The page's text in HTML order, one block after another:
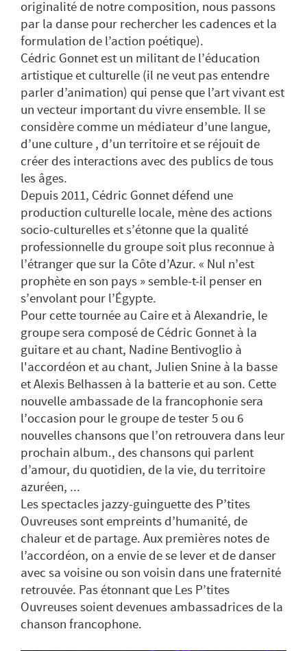
originalité de notre composition, nous passons
par la danse pour rechercher les cadences et la
formulation de l’action poétique).
Cédric Gonnet est un militant de l’éducation
artistique et culturelle (il ne veut pas entendre
parler d’animation) qui pense que l’art vivant est
un vecteur important du vivre ensemble. Il se
considère comme un médiateur d’une langue,
d’une culture , d’un territoire et se réjouit de
créer des interactions avec des publics de tous
les âges.
Depuis 2011, Cédric Gonnet défend une
production culturelle locale, mène des actions
socio-culturelles et s’étonne que la qualité
professionnelle du groupe soit plus reconnue à
l’étranger que sur la Côte d’Azur. « Nul n’est
prophète en son pays » semble-t-il penser en
s’envolant pour l’Égypte.
Pour cette tournée au Caire et à Alexandrie, le
groupe sera composé de Cédric Gonnet à la
guitare et au chant, Nadine Bentivoglio à
l'accordéon et au chant, Julien Snine à la basse
et Alexis Belhassen à la batterie et au son. Cette
nouvelle ambassade de la francophonie sera
l’occasion pour le groupe de tester 5 ou 6
nouvelles chansons que l’on retrouvera dans leur
prochain album., des chansons qui parlent
d’amour, du quotidien, de la vie, du territoire
azuréen, ...
Les spectacles jazzy-guinguette des P’tites
Ouvreuses sont empreints d’humanité, de
chaleur et de partage. Aux premières notes de
l’accordéon, on a envie de se lever et de danser
avec sa voisine ou son voisin dans une fraternité
retrouvée. Pas étonnant que Les P’tites
Ouvreuses soient devenues ambassadrices de la
chanson francophone.